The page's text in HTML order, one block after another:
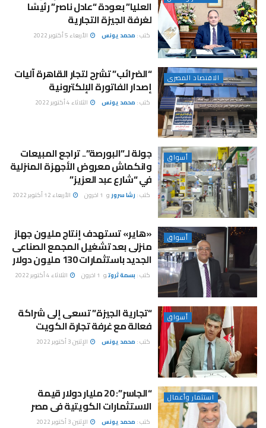
العليا” بعودة “عادل ناصر” رئيسًا
لغرفة الجيزة التجارية
كتب : محمد يونس الأربعاء 5 أكتوبر 2022
الاقتصاد المصرى “الضرائب” تشرح لتجار القاهرة آليات
إصدار الفاتورة الإلكترونية
كتب : محمد يونس الثلاثاء 4 أكتوبر 2022
أسواق جولة لـ”البورصة”.. تراجع المبيعات
وانكماش معروض الأجهزة المنزلية
في “شارع عبد العزيز”
كتب : رشا سرورو 1 اخرون الأربعاء 12 أكتوبر 2022
أسواق «هاير» تستهدف إنتاج مليون جهاز
منزلى بعد تشغيل المجمع الصناعى
الجديد باستثمارات 130 مليون دولار
كتب : بسمة ثروتو 1 اخرون الثلاثاء 4 أكتوبر 2022
أسواق “تجارية الجيزة” تسعى إلى شراكة
فعالة مع غرفة تجارة الكويت
كتب : محمد يونس الإثنين 3 أكتوبر 2022
استثمار وأعمال “الجاسر”: 20 مليار دولار قيمة
الاستثمارات الكويتية فى مصر
كتب : محمد يونس الإثنين 3 أكتوبر 2022